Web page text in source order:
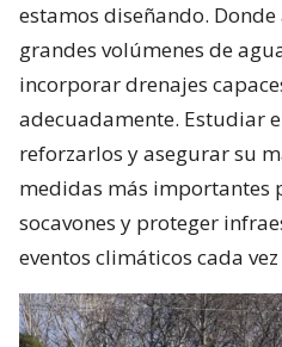
estamos diseñando.
grandes volúmenes de
incorporar drenajes
adecuadamente. Estudiar
reforzarlos y asegurar su
medidas más importantes
socavones y proteger
eventos climáticos cada